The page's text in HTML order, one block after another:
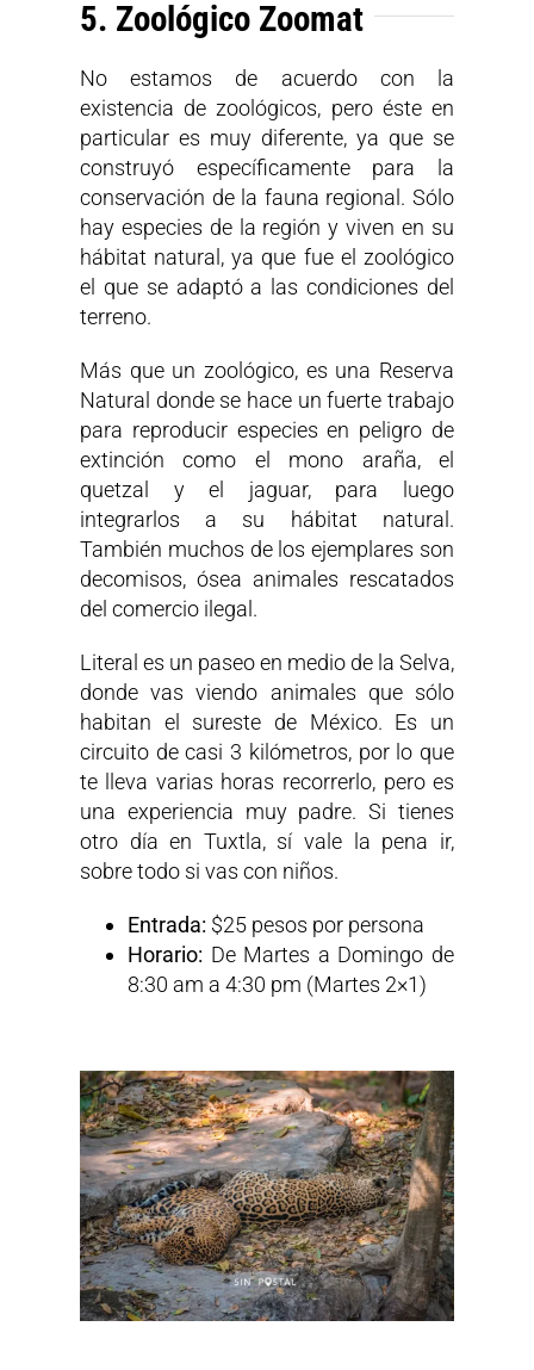
5. Zoológico Zoomat
No estamos de acuerdo con la
existencia de zoológicos, pero éste en
particular es muy diferente, ya que se
construyó específicamente para la
conservación de la fauna regional. Sólo
hay especies de la región y viven en su
hábitat natural, ya que fue el zoológico
el que se adaptó a las condiciones del
terreno.
Más que un zoológico, es una Reserva
Natural donde se hace un fuerte trabajo
para reproducir especies en peligro de
extinción como el mono araña, el
quetzal y el jaguar, para luego
integrarlos a su hábitat natural.
También muchos de los ejemplares son
decomisos, ósea animales rescatados
del comercio ilegal.
Literal es un paseo en medio de la Selva,
donde vas viendo animales que sólo
habitan el sureste de México. Es un
circuito de casi 3 kilómetros, por lo que
te lleva varias horas recorrerlo, pero es
una experiencia muy padre. Si tienes
otro día en Tuxtla, sí vale la pena ir,
sobre todo si vas con niños.
Entrada: $25 pesos por persona
Horario: De Martes a Domingo de
8:30 am a 4:30 pm (Martes 2×1)